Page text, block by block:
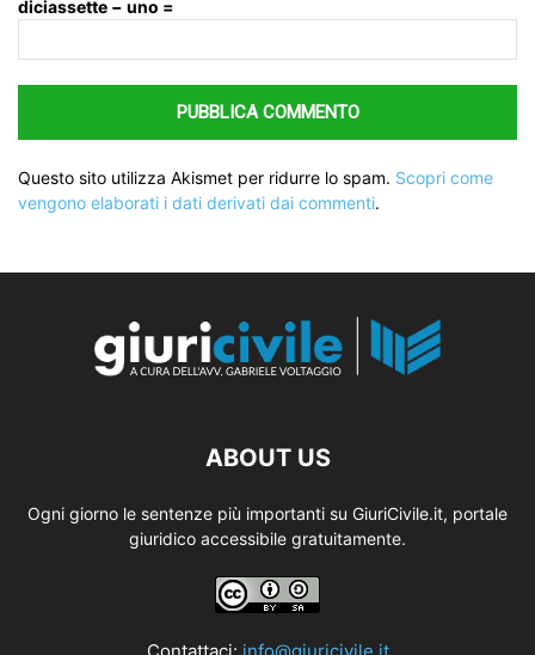
diciassette − uno =
Questo sito utilizza Akismet per ridurre lo spam. Scopri come
vengono elaborati i dati derivati dai commenti.
ABOUT US
Ogni giorno le sentenze più importanti su GiuriCivile.it, portale
giuridico accessibile gratuitamente.